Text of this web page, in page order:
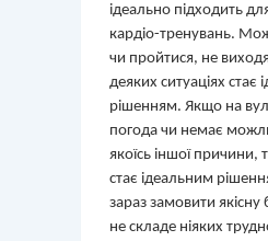
ідеально підходить для
кардіо-тренувань.
чи пройтися, не
деяких ситуаціях стає
рішенням. Якщо на
погода чи немає
якоїсь іншої причини,
стає ідеальним
зараз замовити якісну
не складе ніяких